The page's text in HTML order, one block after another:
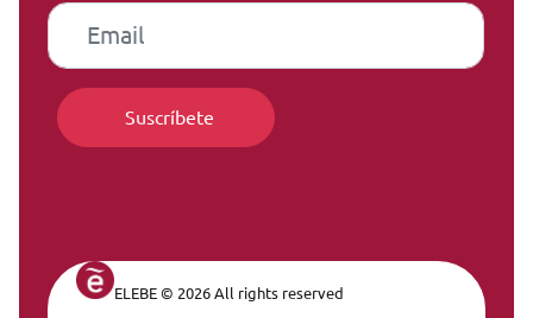
ELEBE © 2026 All rights reserved